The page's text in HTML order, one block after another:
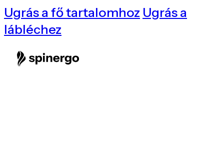
Ugrás a fő tartalomhoz Ugrás a
lábléchez